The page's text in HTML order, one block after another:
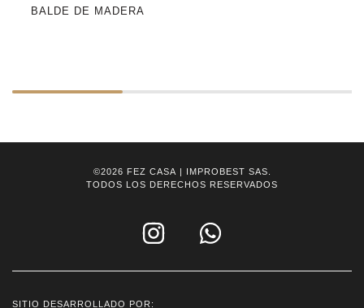
BALDE DE MADERA
©2026 FEZ CASA | IMPROBEST SAS.
TODOS LOS DERECHOS RESERVADOS
SITIO DESARROLLADO POR: